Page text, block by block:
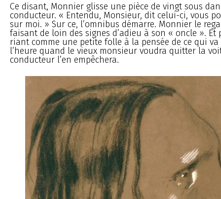
Ce disant, Monnier glisse une pièce de vingt sous
conducteur. « Entendu, Monsieur, dit celui-ci, vous
sur moi. » Sur ce, l’omnibus démarre. Monnier le
faisant de loin des signes d’adieu à son « oncle ». Et
riant comme une petite folle à la pensée de ce qui
l’heure quand le vieux monsieur voudra quitter la
conducteur l’en empêchera.